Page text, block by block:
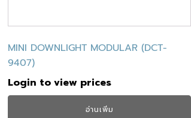
MINI DOWNLIGHT MODULAR (DCT-
9407)
Login to view prices
อ่านเพิ่ม